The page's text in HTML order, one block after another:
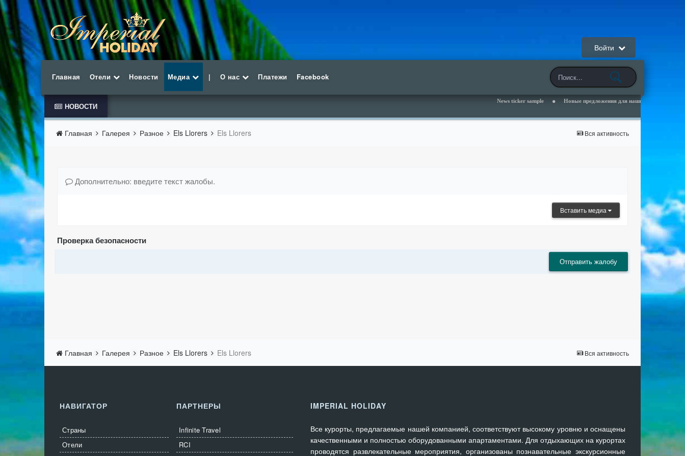
Войти
Главная Отели Новости Медиа | О нас Платежи Facebook
НОВОСТИ
News ticker sample Новые предложения для наших клиентов - читайте
Вся активность
Главная Галерея Разное Els Llorers Els Llorers
Дополнительно: введите текст жалобы.
Вставить медиа
Проверка безопасности
Отправить жалобу
Вся активность
Главная Галерея Разное Els Llorers Els Llorers
НАВИГАТОР
Страны
Отели
ПАРТНЕРЫ
Infinite Travel
RCI
IMPERIAL HOLIDAY
Все курорты, предлагаемые нашей компанией, соответствуют высокому уровню и оснащены
качественными и полностью оборудованными апартаментами. Для отдыхающих на курортах
проводятся развлекательные мероприятия, организованы познавательные экскурсионные